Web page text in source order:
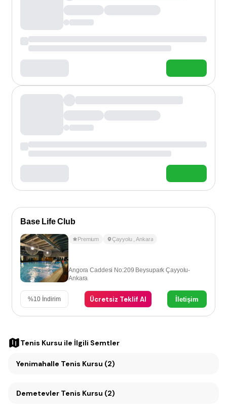
Base Life Club
Premium Çayyolu ,Ankara
Angora Caddesi No:209 Beysupark Çayyolu-
Ankara
%10 İndirim Ücretsiz Teklif Al İletişim
Tenis Kursu ile İlgili Semtler
Yenimahalle Tenis Kursu (2)
Demetevler Tenis Kursu (2)